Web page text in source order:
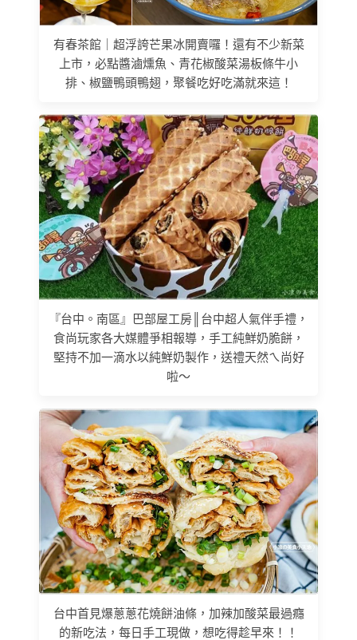
有春茶館｜超浮誇芒果冰開賣囉！還有不少新菜
上市，必點醬滷燻魚、青花椒酸菜湯板條牛小
排、椒鹽鴨頭鴨翅，聚餐吃好吃滿就來這！
『台中。南區』巴部屋工房║台中超人氣伴手禮，
食尚玩家各大媒體爭相報導，手工純鮮奶脆餅，
堅持不加一滴水以純鮮奶製作，送禮天然ㄟ尚好
啦～
台中首見爆蔥蔥花燒餅油條，加辣加酸菜最過癮
的新吃法，每日手工現做，想吃得趁早來！！